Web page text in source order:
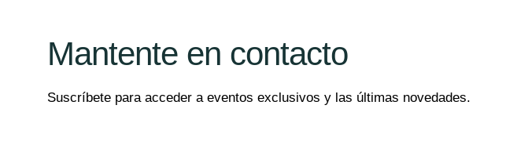
Mantente en contacto
Suscríbete para acceder a eventos exclusivos y las últimas novedades.